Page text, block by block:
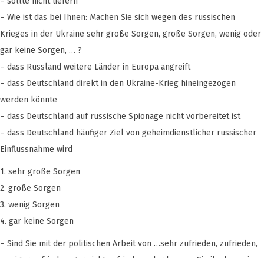
– Wie ist das bei Ihnen: Machen Sie sich wegen des russischen
Krieges in der Ukraine sehr große Sorgen, große Sorgen, wenig oder
gar keine Sorgen, … ?
– dass Russland weitere Länder in Europa angreift
– dass Deutschland direkt in den Ukraine-Krieg hineingezogen
werden könnte
– dass Deutschland auf russische Spionage nicht vorbereitet ist
– dass Deutschland häufiger Ziel von geheimdienstlicher russischer
Einflussnahme wird
1. sehr große Sorgen
2. große Sorgen
3. wenig Sorgen
4. gar keine Sorgen
– Sind Sie mit der politischen Arbeit von …sehr zufrieden, zufrieden,